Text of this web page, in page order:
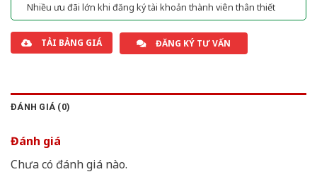
Nhiều ưu đãi lớn khi đăng ký tài khoản thành viên thân thiết
TẢI BẢNG GIÁ ĐĂNG KÝ TƯ VẤN
ĐÁNH GIÁ (0)
Đánh giá
Chưa có đánh giá nào.